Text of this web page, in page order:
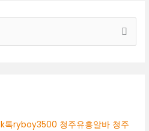
톡ryboy3500 청주유흥알바 청주